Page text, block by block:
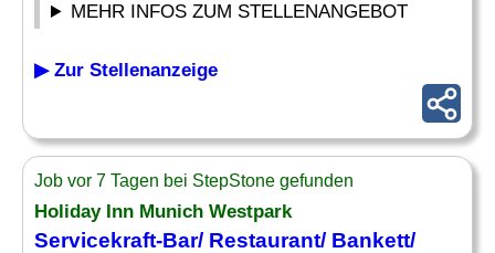
MEHR INFOS ZUM STELLENANGEBOT
▶ Zur Stellenanzeige
Job vor 7 Tagen bei StepStone gefunden
Holiday Inn Munich Westpark
Servicekraft-Bar/ Restaurant/ Bankett/